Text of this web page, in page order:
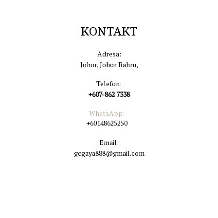
Filipino
Français
हिंदी
Հայերեն
Italiano
KONTAKT
Adresa:
Johor, Johor Bahru,
Telefon:
+607-862 7338
WhatsApp:
+60148625250
Email:
gcgaya888@gmail.com